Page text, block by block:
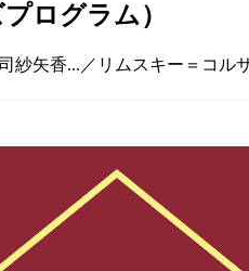
ログラム）
矢香...／リムスキー＝コ